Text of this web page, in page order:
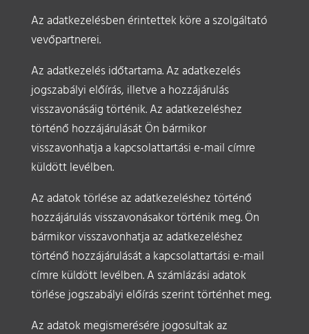
Az adatkezelésben érintettek köre a szolgáltató
vevőpartnerei.
Az adatkezelés időtartama. Az adatkezelés
jogszabályi előírás, illetve a hozzájárulás
visszavonásáig történik. Az adatkezeléshez
történő hozzájárulását Ön bármikor
visszavonhatja a kapcsolattartási e-mail címre
küldött levélben.
Az adatok törlése az adatkezeléshez történő
hozzájárulás visszavonásakor történik meg. Ön
bármikor visszavonhatja az adatkezeléshez
történő hozzájárulását a kapcsolattartási e-mail
címre küldött levélben. A számlázási adatok
törlése jogszabályi előírás szerint történhet meg.
Az adatok megismerésére jogosultak az